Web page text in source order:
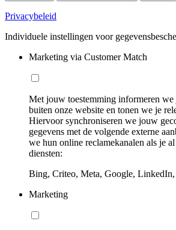
Privacybeleid
Individuele instellingen voor
Marketing via Customer Match
Met jouw toestemming informeren we
buiten onze website en tonen we je
Hiervoor synchroniseren we jouw
gegevens met de volgende externe
we hun online reclamekanalen als je
diensten:
Bing, Criteo, Meta, Google,
Marketing